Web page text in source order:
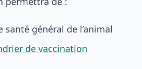
santé général de l’animal
de vaccination